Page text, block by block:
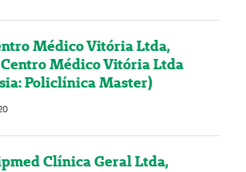
Médico Vitória Ltda,
Médico Vitória Ltda
Policlínica Master)
Clínica Geral Ltda,